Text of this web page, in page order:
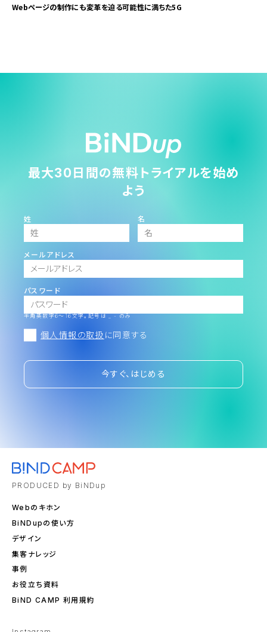
Webページの制作にも変革を迫る可能性に満ちた5G
最大30日間の無料トライアルを始め
よう
姓 名
メールアドレス
パスワード
半角英数字6～16文字。記号は _ - のみ
個人情報の取扱 に同意する
今すぐ、はじめる
PRODUCED by BiNDup
Webのキホン
BiNDupの使い方
デザイン
集客ナレッジ
事例
お役立ち資料
BiND CAMP 利用規約